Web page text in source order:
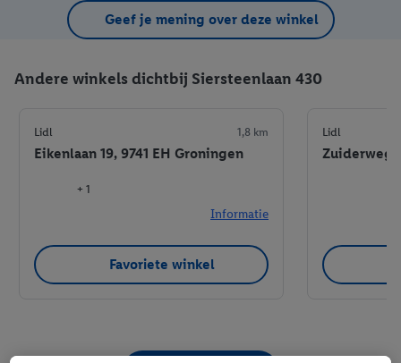
Geef je mening over deze winkel
Andere winkels dichtbij Siersteenlaan 430
Lidl 1,8 km
Eikenlaan 19, 9741 EH Groningen
+ 1
Informatie
Favoriete winkel
Lidl
Zuiderweg